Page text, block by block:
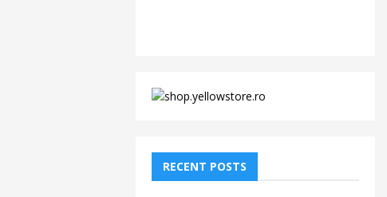
RECENT POSTS